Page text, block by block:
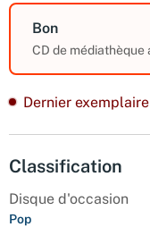
Bon
CD de
Dernier
Classification
Disque d'occasion
Pop